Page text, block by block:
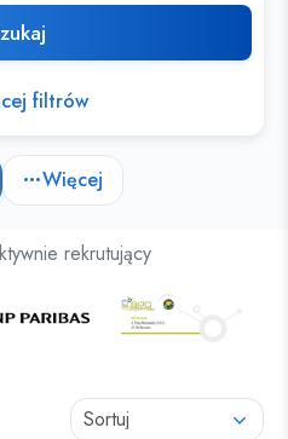
filtrów
Więcej
rekrutujący
Sortuj